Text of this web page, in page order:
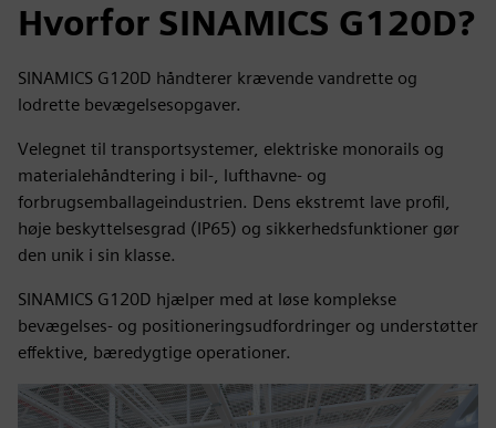
Hvorfor SINAMICS G120D?
SINAMICS G120D håndterer krævende vandrette og
lodrette bevægelsesopgaver.
Velegnet til transportsystemer, elektriske monorails og
materialehåndtering i bil-, lufthavne- og
forbrugsemballageindustrien. Dens ekstremt lave profil,
høje beskyttelsesgrad (IP65) og sikkerhedsfunktioner gør
den unik i sin klasse.
SINAMICS G120D hjælper med at løse komplekse
bevægelses- og positioneringsudfordringer og understøtter
effektive, bæredygtige operationer.